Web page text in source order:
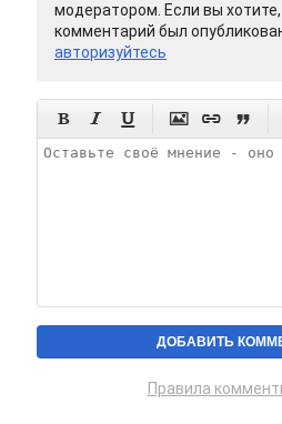
модератором. Если вы
комментарий был
авторизуйтесь
     
Правила